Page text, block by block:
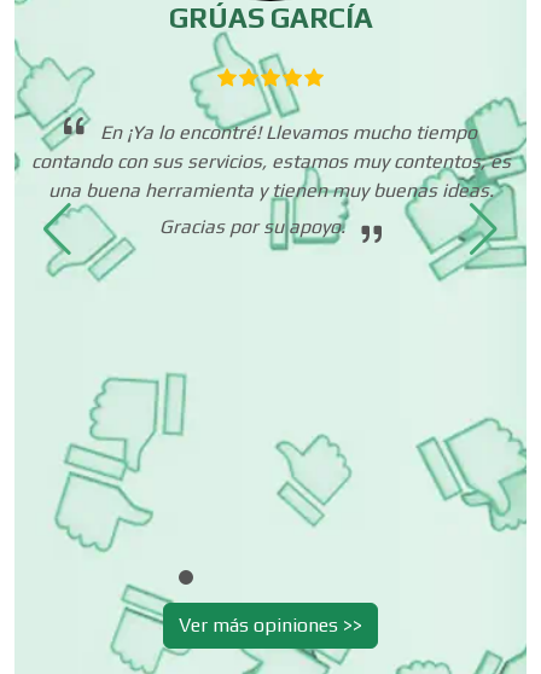
Escuelas de Artes
Escuelas de Conducción
Escuelas de Gastronomía
Escuelas de Manejo
Escuelas de Masaje y Quiropráctica
Escuelas y Academias
GRÚAS GARCÍA
En ¡Ya lo encontré! Llevamos mucho tiempo
contando con sus servicios, estamos muy contentos, es
una buena herramienta y tienen muy buenas ideas.
Gracias por su apoyo.
Ver más opiniones >>